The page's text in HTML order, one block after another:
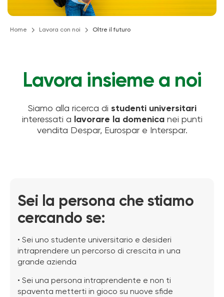
Home Lavora con noi Oltre il futuro
Lavora insieme a noi
Siamo alla ricerca di studenti universitari
interessati a
lavorare la domenicanei punti
vendita Despar, Eurospar e Interspar.
Sei la persona che stiamo
cercando se:
• Sei uno studente universitario e desideri
intraprendere un percorso di crescita in una
grande azienda
• Sei una persona intraprendente e non ti
spaventa metterti in gioco su nuove sfide